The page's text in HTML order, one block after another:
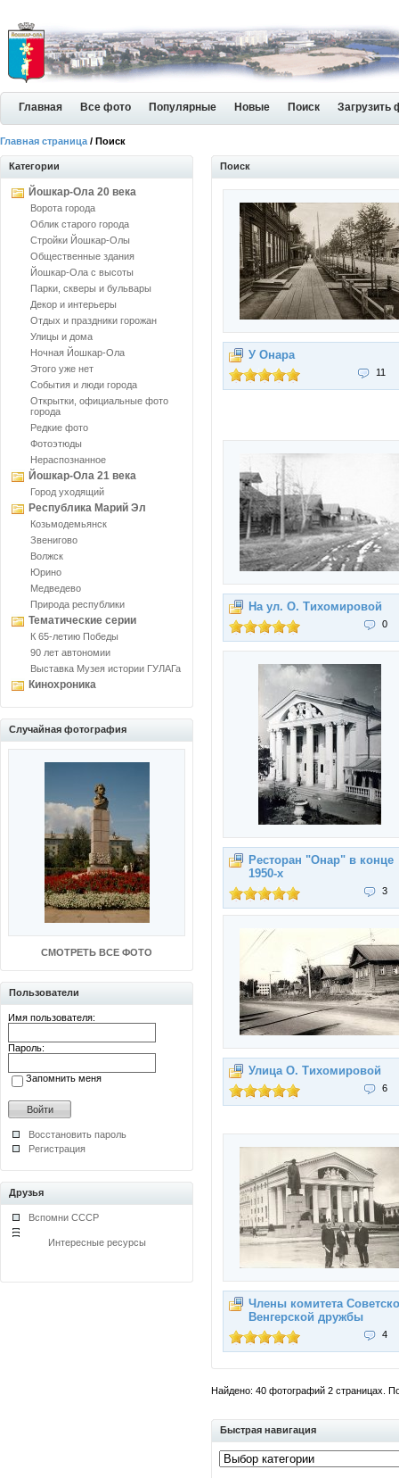
Главная Все фото Популярные Новые Поиск Загрузить
Главная страница / Поиск
Категории
Йошкар-Ола 20 века
Ворота города
Облик старого города
Стройки Йошкар-Олы
Общественные здания
Йошкар-Ола с высоты
Парки, скверы и бульвары
Декор и интерьеры
Отдых и праздники горожан
Улицы и дома
Ночная Йошкар-Ола
Этого уже нет
События и люди города
Открытки, официальные фото
города
Редкие фото
Фотоэтюды
Нераспознанное
Йошкар-Ола 21 века
Город уходящий
Республика Марий Эл
Козьмодемьянск
Звенигово
Волжск
Юрино
Медведево
Природа республики
Тематические серии
К 65-летию Победы
90 лет автономии
Выставка Музея истории ГУЛАГа
Кинохроника
Случайная фотография
СМОТРЕТЬ ВСЕ ФОТО
Пользователи
Имя пользователя:
Пароль:
Запомнить меня
Восстановить пароль
Регистрация
Друзья
Вспомни СССР
Интересные ресурсы
Поиск
У Онара
11
На ул. О. Тихомировой
0
Ресторан "Онар" в конце
1950-х
3
Улица О. Тихомировой
6
Члены комитета
Венгерской дружбы
4
Найдено: 40 фотографий 2 страницах.
Быстрая навигация